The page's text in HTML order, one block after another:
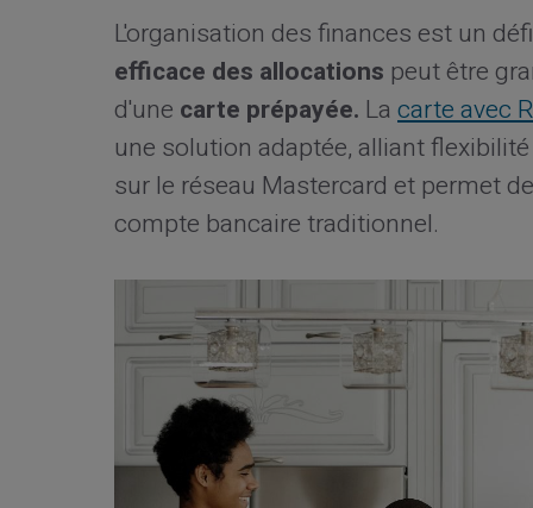
L'organisation des finances est un
efficace des allocations peut être
d'une carte prépayée. Lacarte avec
une solution adaptée, alliant
sur le réseau Mastercard et permet
compte bancaire traditionnel.